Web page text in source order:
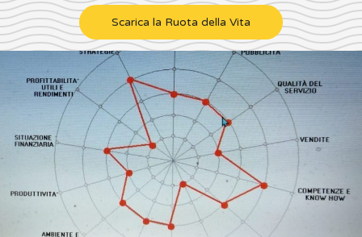
Scarica la Ruota della Vita